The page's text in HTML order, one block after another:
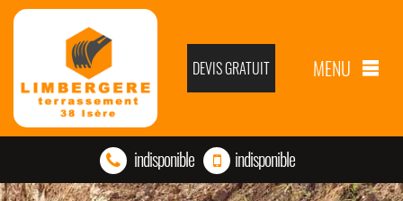
DEVIS GRATUIT MENU
indisponible indisponible